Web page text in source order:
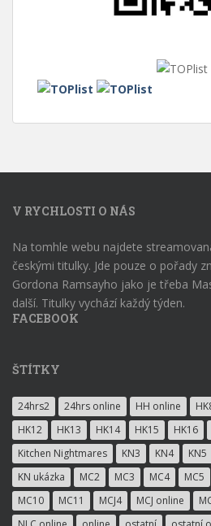
V RYCHLOSTI O NÁS
Na tomhle webu najdete
českými titulky. Jde pouze o pořady
Gordona Ramsayho jako je třeba
další. Titulky vychází každý týden.
FACEBOOK
ŠTÍTKY
24hrs2 24hrs online HH online
HK12
HK13 HK14 HK15 HK16
Kitchen Nightmares
KN3 KN4 KN5
KN ukázka
MC2 MC3 MC4 MC5
MC10
MC11 MCJ4 MCJ online